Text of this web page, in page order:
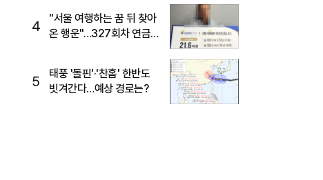
4
"서울 여행하는 꿈 뒤 찾아
온 행운"…327회차 연금
5
태풍 '돌핀'·'찬홈' 한반도
빗겨간다…예상 경로는?